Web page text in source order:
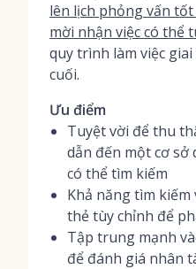
lên lịch phỏng vấn
mời nhận việc có thể
quy trình làm việc
cuối.
Ưu điểm
Tuyệt vời để thu
dẫn đến một cơ sở
có thể tìm kiếm
Khả năng tìm kiếm
thẻ tùy chỉnh để
Tập trung mạnh
để đánh giá nhân